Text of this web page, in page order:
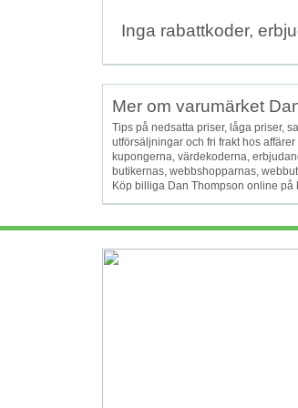
Inga rabattkoder,
Mer om varumärket
Tips på nedsatta priser, låga priser,
utförsäljningar och fri frakt hos
kupongerna, värdekoderna,
butikernas, webbshopparnas,
Köp billiga Dan Thompson online